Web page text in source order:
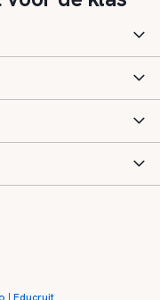
|Educruit